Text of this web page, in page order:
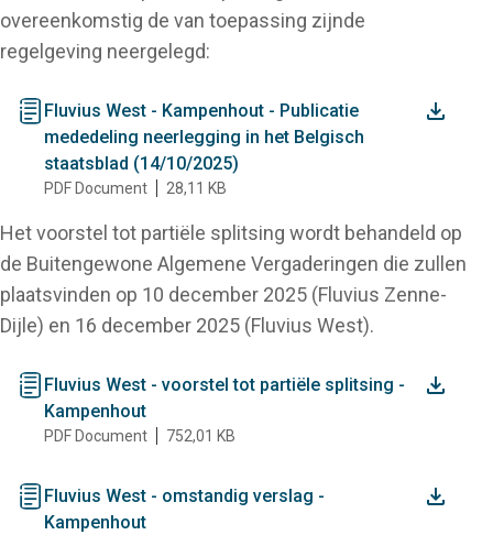
overeenkomstig de van toepassing zijnde
regelgeving neergelegd:
document Fluvius West - Kampenhout - Publicatie
mededeling neerlegging in het Belgisch
staatsblad (14/10/2025)
PDF Document 28,11 KB
Het voorstel tot partiële splitsing wordt behandeld op
de Buitengewone Algemene Vergaderingen die zullen
plaatsvinden op 10 december 2025 (Fluvius Zenne-
Dijle) en 16 december 2025 (Fluvius West).
document Fluvius West - voorstel tot partiële splitsing -
Kampenhout
PDF Document 752,01 KB
document Fluvius West - omstandig verslag -
Kampenhout